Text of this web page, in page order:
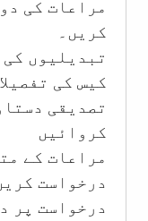
مراعات کی
کریں۔
تبدیلیوں کی
کیس کی
تصدیقی
کروائیں
مراعات کے
درخواست
درخواست پر